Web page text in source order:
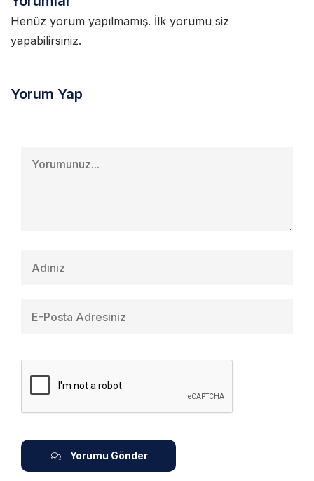
Henüz yorum yapılmamış. İlk yorumu siz
yapabilirsiniz.
Yorum Yap
Yorumu Gönder